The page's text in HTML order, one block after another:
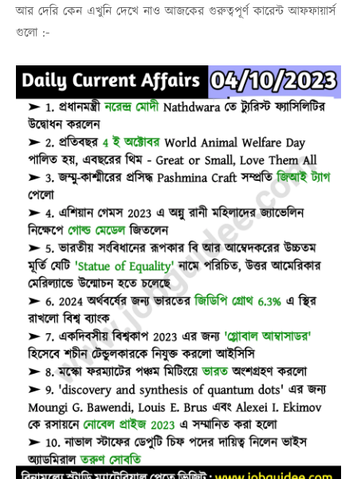
আর দেরি কেন এখুনি দেখে নাওআজকের গুরুত্বপূর্ণ কারেন্ট আফফায়ার্স
গুলো :-